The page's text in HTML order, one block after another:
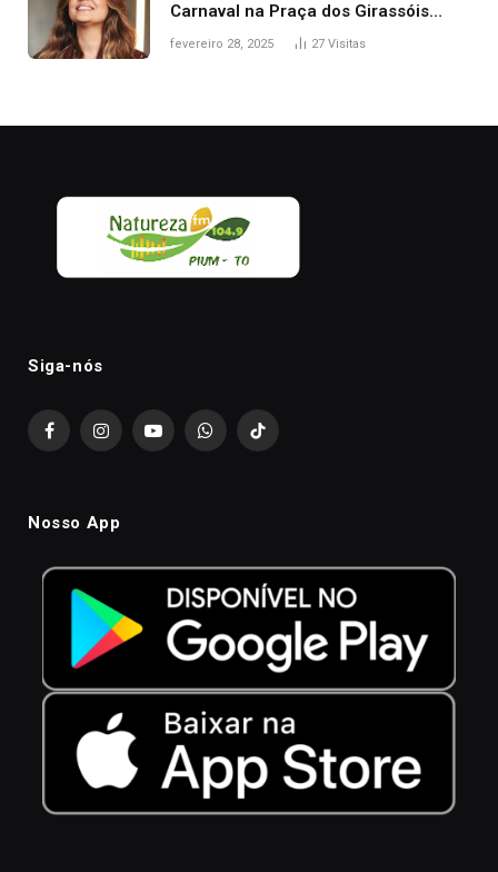
Carnaval na Praça dos Girassóis
nesta sexta-feira, em Palmas
fevereiro 28, 2025 27 Visitas
Siga-nós
FacebookInstagramYouTubeWhatsAppTikTok
Nosso App